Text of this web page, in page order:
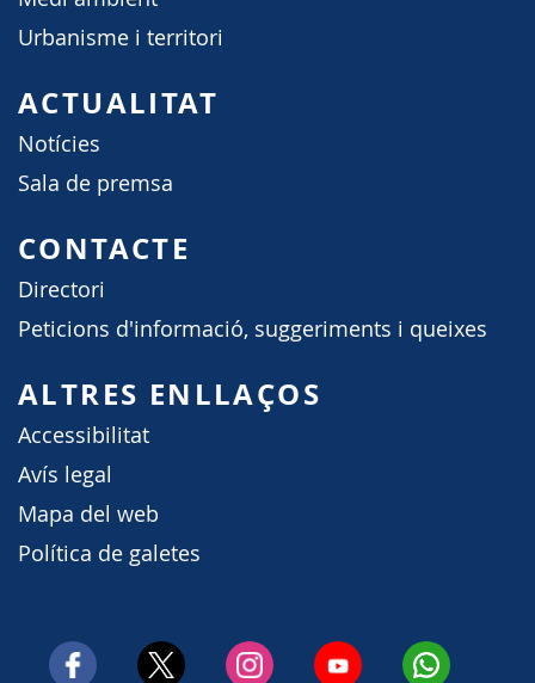
Urbanisme i territori
ACTUALITAT
Notícies
Sala de premsa
CONTACTE
Directori
Peticions d'informació, suggeriments i queixes
ALTRES ENLLAÇOS
Accessibilitat
Avís legal
Mapa del web
Política de galetes